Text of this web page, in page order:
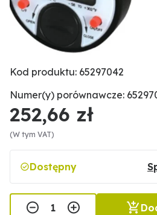
Kod produktu: 65297042
Numer(y) porównawcze:
252,66 zł
(W tym VAT)
Dostępny